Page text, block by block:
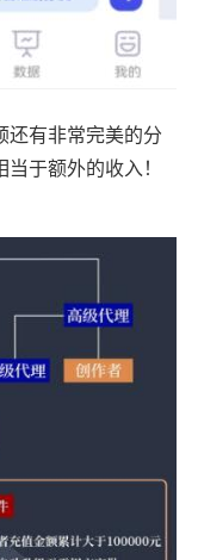
还有非常完美的分
于额外的收入！